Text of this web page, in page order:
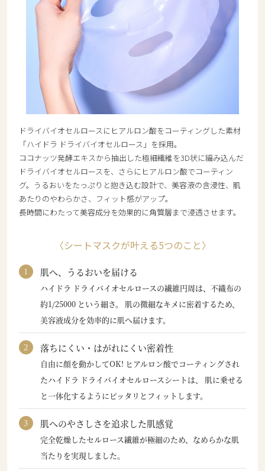
ドライバイオセルロースにヒアルロン酸をコーティングした素材
「ハイドラ ドライバイオセルロース」を採用。
ココナッツ発酵エキスから抽出した極細繊維を3D状に編み込んだ
ドライバイオセルロースを、さらにヒアルロン酸でコーティン
グ。うるおいをたっぷりと抱き込む設計で、美容液の含浸性、肌
あたりのやわらかさ、フィット感がアップ。
長時間にわたって美容成分を効果的に角質層まで浸透させます。
〈シートマスクが叶える5つのこと〉
肌へ、うるおいを届ける
ハイドラ ドライバイオセルロースの繊維円周は、不織布の
約1/25000 という細さ。 肌の微細なキメに密着するため、
美容液成分を効率的に肌へ届けます。
落ちにくい・はがれにくい密着性
自由に顔を動かしてOK! ヒアルロン酸でコーティングされ
たハイドラ ドライバイオセルロースシートは、 肌に乗せる
と一体化するようにピッタリとフィットします。
肌へのやさしさを追求した肌感覚
完全乾燥したセルロース繊維が極細のため、なめらかな肌
当たりを実現しました。